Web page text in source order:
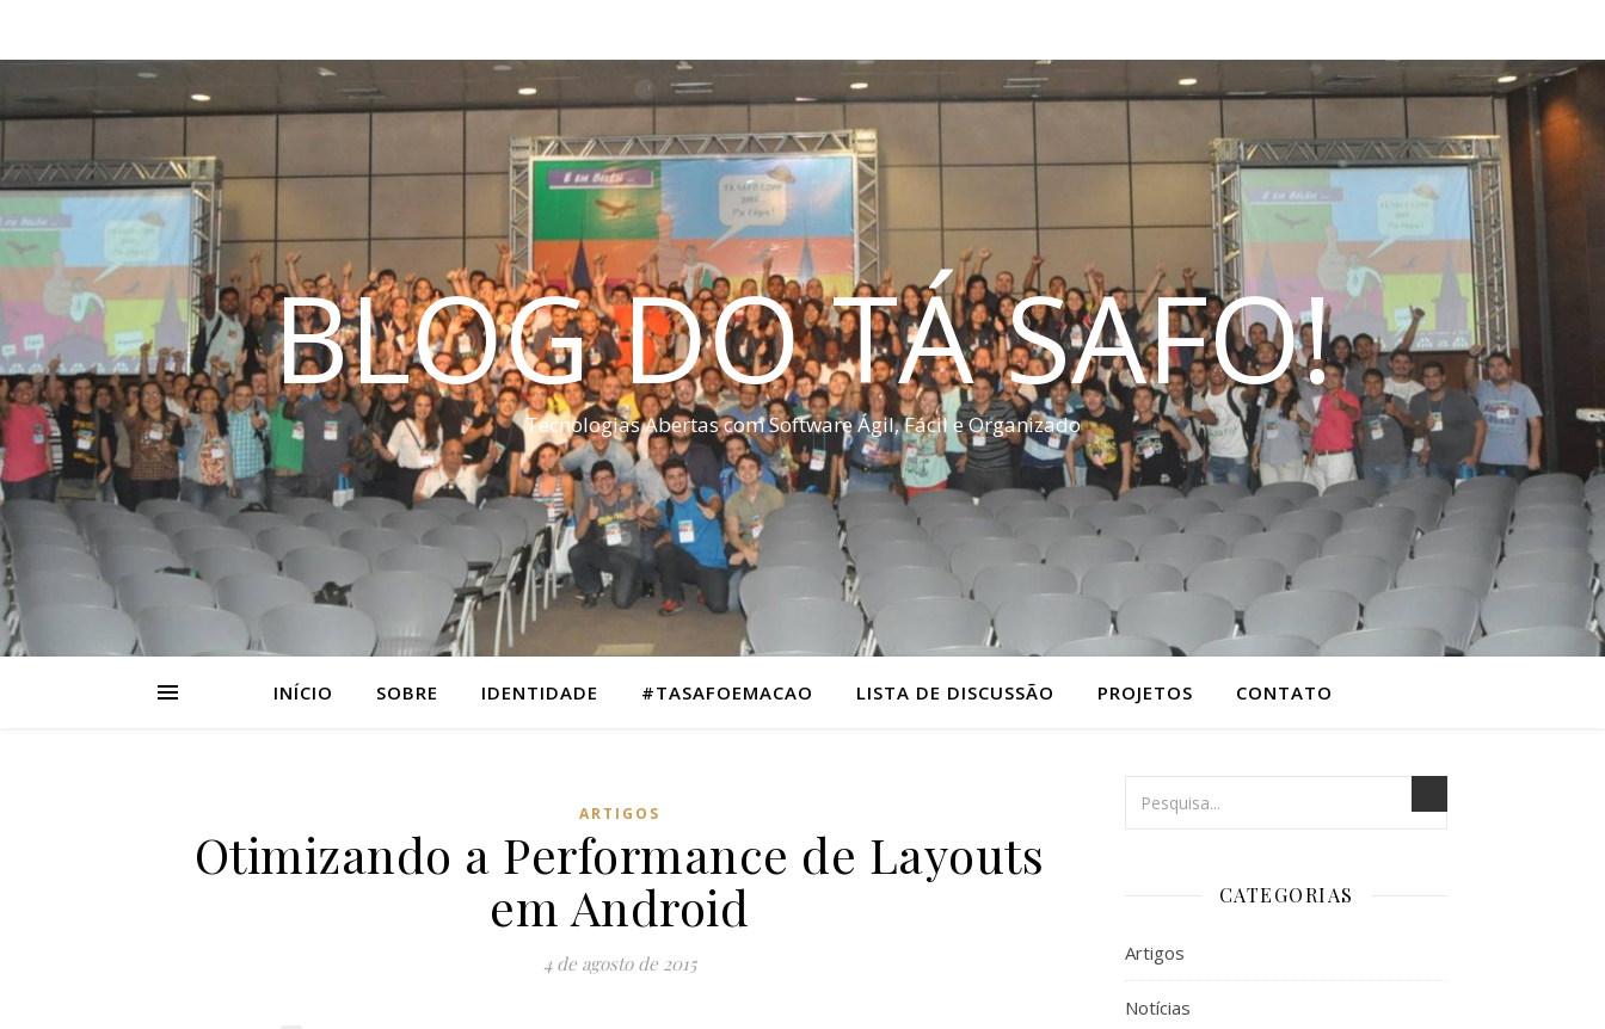
BLOG DO TÁ SAFO!
Tecnologias Abertas com Software Ágil, Fácil e Organizado
INÍCIO SOBRE IDENTIDADE #TASAFOEMACAO LISTA DE DISCUSSÃO PROJETOS CONTATO
ARTIGOS
Otimizando a Performance de Layouts
em Android
4 de agosto de 2015
CATEGORIAS
Artigos
Notícias